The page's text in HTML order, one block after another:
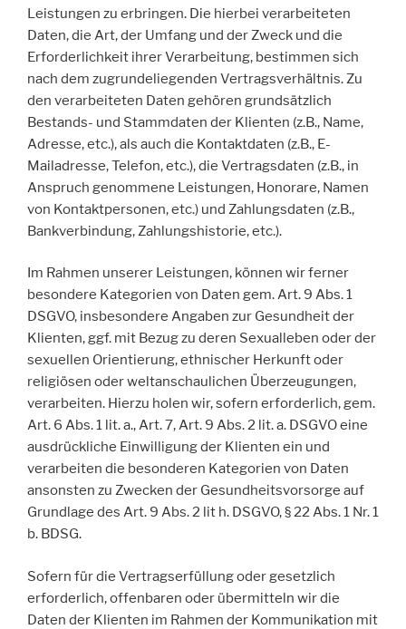
Leistungen zu erbringen. Die hierbei verarbeiteten
Daten, die Art, der Umfang und der Zweck und die
Erforderlichkeit ihrer Verarbeitung, bestimmen sich
nach dem zugrundeliegenden Vertragsverhältnis. Zu
den verarbeiteten Daten gehören grundsätzlich
Bestands- und Stammdaten der Klienten (z.B., Name,
Adresse, etc.), als auch die Kontaktdaten (z.B., E-
Mailadresse, Telefon, etc.), die Vertragsdaten (z.B., in
Anspruch genommene Leistungen, Honorare, Namen
von Kontaktpersonen, etc.) und Zahlungsdaten (z.B.,
Bankverbindung, Zahlungshistorie, etc.).
Im Rahmen unserer Leistungen, können wir ferner
besondere Kategorien von Daten gem. Art. 9 Abs. 1
DSGVO, insbesondere Angaben zur Gesundheit der
Klienten, ggf. mit Bezug zu deren Sexualleben oder der
sexuellen Orientierung, ethnischer Herkunft oder
religiösen oder weltanschaulichen Überzeugungen,
verarbeiten. Hierzu holen wir, sofern erforderlich, gem.
Art. 6 Abs. 1 lit. a., Art. 7, Art. 9 Abs. 2 lit. a. DSGVO eine
ausdrückliche Einwilligung der Klienten ein und
verarbeiten die besonderen Kategorien von Daten
ansonsten zu Zwecken der Gesundheitsvorsorge auf
Grundlage des Art. 9 Abs. 2 lit h. DSGVO, § 22 Abs. 1 Nr. 1
b. BDSG.
Sofern für die Vertragserfüllung oder gesetzlich
erforderlich, offenbaren oder übermitteln wir die
Daten der Klienten im Rahmen der Kommunikation mit